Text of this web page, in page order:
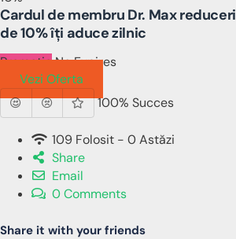
Cardul de membru Dr. Max reduceri
de 10% îți aduce zilnic
PromotieNo Expires
Vezi Oferta
100% Succes
109 Folosit - 0 Astăzi
Share
Email
0 Comments
Share it with your friends